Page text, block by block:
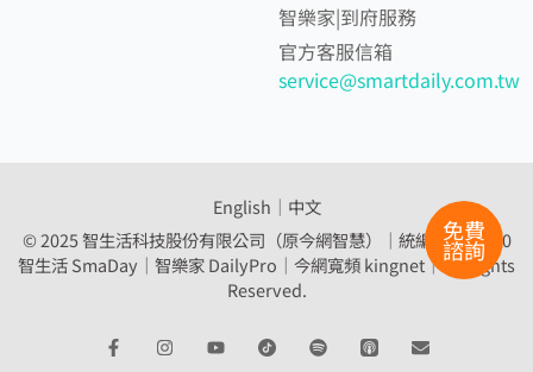
免費
諮詢
智樂家|到府服務
官方客服信箱
service@smartdaily.com.tw
English │ 中文
© 2025 智生活科技股份有限公司（原今網智慧）｜統編 54307560
智生活 SmaDay｜智樂家 DailyPro｜ 今網寬頻 kingnet｜All Rights
Reserved.
F
a
I
n
Y
o
S
p
E
n